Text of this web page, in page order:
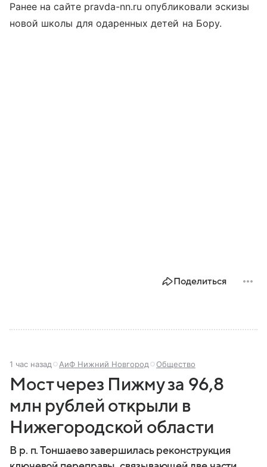
Ранее на сайте pravda-nn.ru опубликовали эскизы
новой школы для одаренных детей на Бору.
Поделиться
1 час назад АиФ Нижний Новгород Общество
Мост через Пижму за 96,8
млн рублей открыли в
Нижегородской области
В р. п. Тоншаево завершилась реконструкция